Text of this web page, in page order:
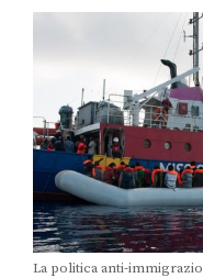
La politica anti-